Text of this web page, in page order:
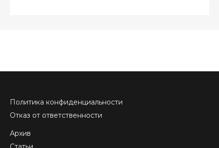
Политика конфиденциальности
Отказ от ответственности
Архив